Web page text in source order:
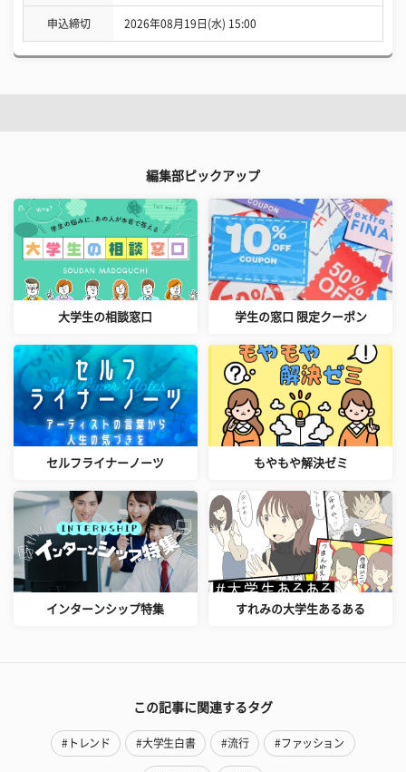
申込締切 2026年08月19日(水) 15:00
編集部ピックアップ
大学生の相談窓口 学生の窓口 限定クーポン
セルフライナーノーツ もやもや解決ゼミ
インターンシップ特集 すれみの大学生あるある
この記事に関連するタグ
#トレンド #大学生白書 #流行 #ファッション